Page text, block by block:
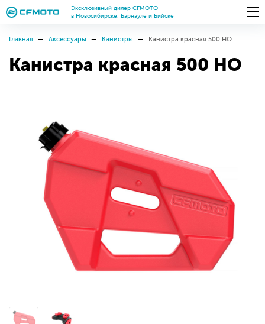
Эксклюзивный дилер CFMOTO
в Новосибирске, Барнауле и Бийске
Главная Аксессуары Канистры Канистра красная 500 HO
Канистра красная 500 HO